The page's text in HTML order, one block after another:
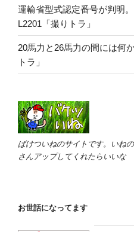
運輸省型式認定番号が判明
L2201「撮りトラ」
20馬力と26馬力の間には何
トラ」
ばけついねのサイトです。いね
さんアップしてくれたらいいな
お世話になってます